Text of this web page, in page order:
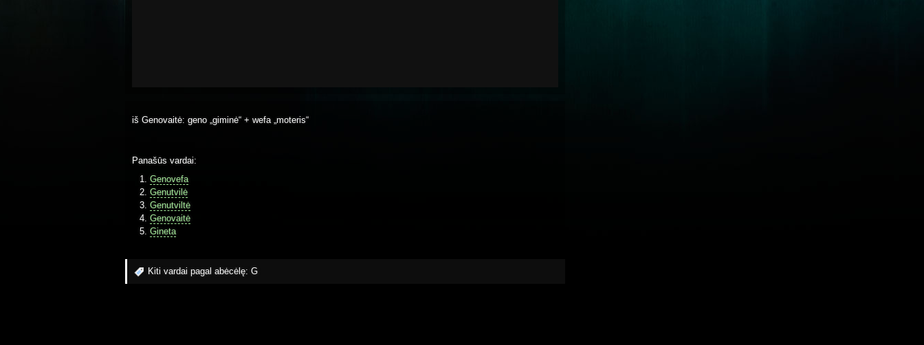
iš Genovaitė: geno „giminė“ + wefa „moteris“
Panašūs vardai:
Genovefa
Genutvilė
Genutviltė
Genovaitė
Gineta
Kiti vardai pagal abėcėlę: G